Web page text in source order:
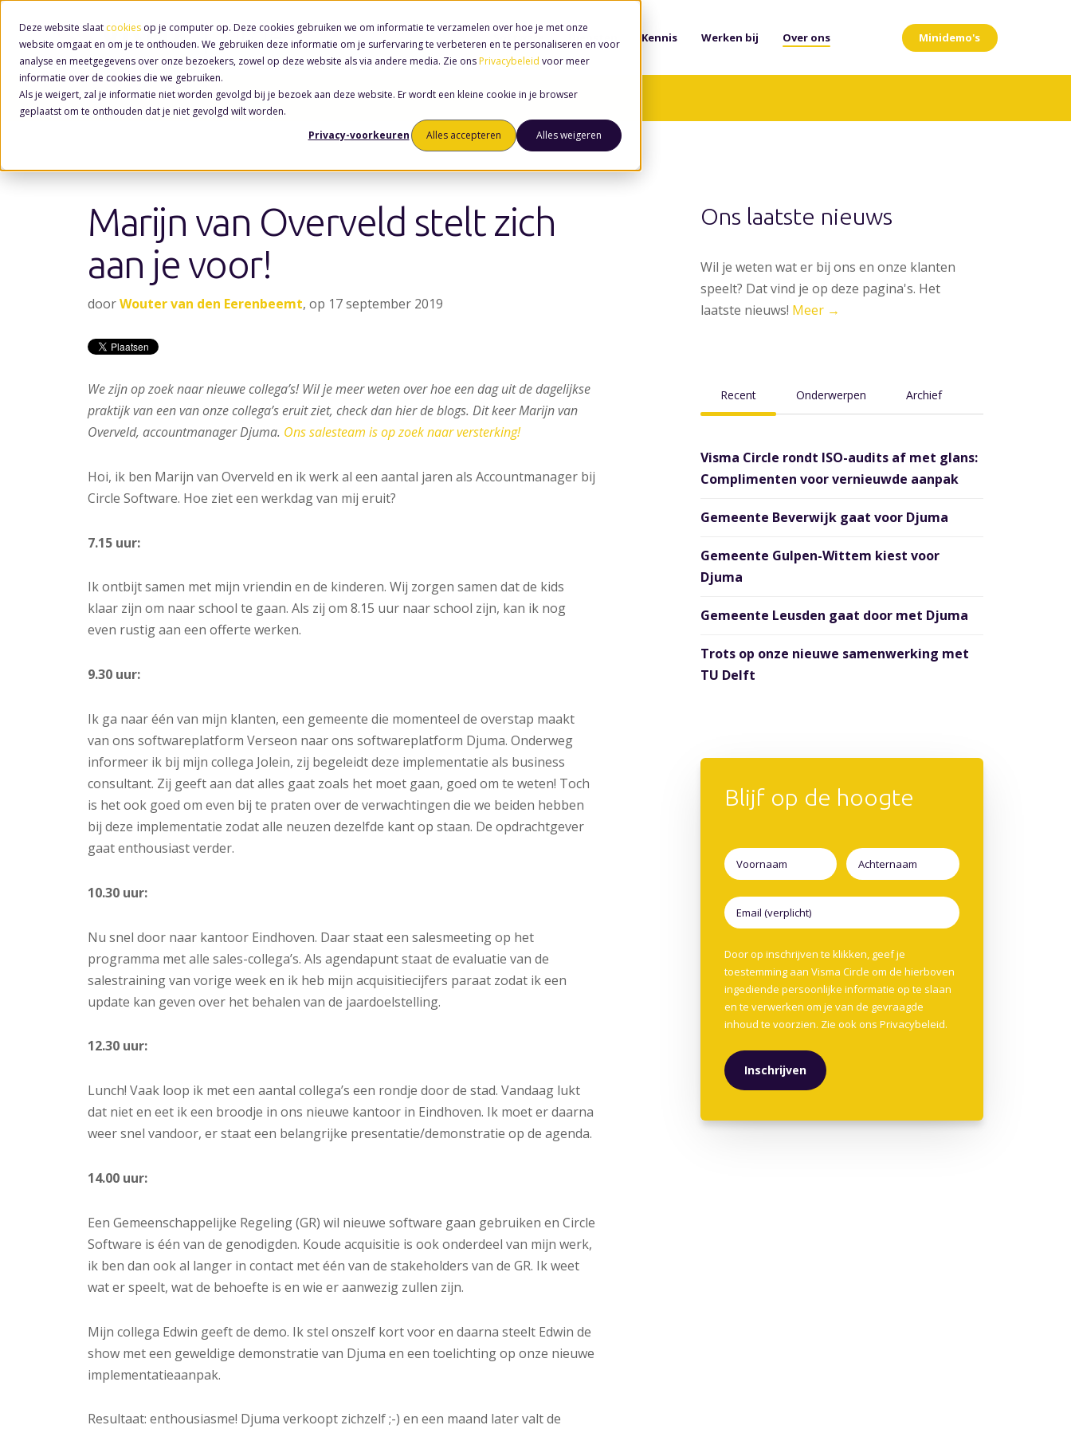
Deze website slaat cookies op je computer op. Deze cookies gebruiken we om informatie te verzamelen over hoe je met onze
website omgaat en om je te onthouden. We gebruiken deze informatie om je surfervaring te verbeteren en te personaliseren en voor
analyse en meetgegevens over onze bezoekers, zowel op deze website als via andere media. Zie ons Privacybeleid voor meer
informatie over de cookies die we gebruiken.
Als je weigert, zal je informatie niet worden gevolgd bij je bezoek aan deze website. Er wordt een kleine cookie in je browser
geplaatst om te onthouden dat je niet gevolgd wilt worden.
Privacy-voorkeuren
Alles accepteren Alles weigeren
Software Kennis Werken bij Over ons Minidemo's
Nieuws
Marijn van Overveld stelt zich
aan je voor!
doorWouter van den Eerenbeemt, op 17 september 2019
We zijn op zoek naar nieuwe collega’s! Wil je meer weten over hoe een dag uit de dagelijkse
praktijk van een van onze collega’s eruit ziet, check dan hier de blogs. Dit keer Marijn van
Overveld, accountmanager Djuma. Ons salesteam is op zoek naar versterking!
Hoi, ik ben Marijn van Overveld en ik werk al een aantal jaren als Accountmanager bij
Circle Software. Hoe ziet een werkdag van mij eruit?
7.15 uur:
Ik ontbijt samen met mijn vriendin en de kinderen. Wij zorgen samen dat de kids
klaar zijn om naar school te gaan. Als zij om 8.15 uur naar school zijn, kan ik nog
even rustig aan een offerte werken.
9.30 uur:
Ik ga naar één van mijn klanten, een gemeente die momenteel de overstap maakt
van ons softwareplatform Verseon naar ons softwareplatform Djuma. Onderweg
informeer ik bij mijn collega Jolein, zij begeleidt deze implementatie als business
consultant. Zij geeft aan dat alles gaat zoals het moet gaan, goed om te weten! Toch
is het ook goed om even bij te praten over de verwachtingen die we beiden hebben
bij deze implementatie zodat alle neuzen dezelfde kant op staan. De opdrachtgever
gaat enthousiast verder.
10.30 uur:
Nu snel door naar kantoor Eindhoven. Daar staat een salesmeeting op het
programma met alle sales-collega’s. Als agendapunt staat de evaluatie van de
salestraining van vorige week en ik heb mijn acquisitiecijfers paraat zodat ik een
update kan geven over het behalen van de jaardoelstelling.
12.30 uur:
Lunch! Vaak loop ik met een aantal collega’s een rondje door de stad. Vandaag lukt
dat niet en eet ik een broodje in ons nieuwe kantoor in Eindhoven. Ik moet er daarna
weer snel vandoor, er staat een belangrijke presentatie/demonstratie op de agenda.
14.00 uur:
Een Gemeenschappelijke Regeling (GR) wil nieuwe software gaan gebruiken en Circle
Software is één van de genodigden. Koude acquisitie is ook onderdeel van mijn werk,
ik ben dan ook al langer in contact met één van de stakeholders van de GR. Ik weet
wat er speelt, wat de behoefte is en wie er aanwezig zullen zijn.
Mijn collega Edwin geeft de demo. Ik stel onszelf kort voor en daarna steelt Edwin de
show met een geweldige demonstratie van Djuma en een toelichting op onze nieuwe
implementatieaanpak.
Resultaat: enthousiasme! Djuma verkoopt zichzelf ;-) en een maand later valt de
Ons laatste nieuws
Wil je weten wat er bij ons en onze klanten
speelt? Dat vind je op deze pagina's. Het
laatste nieuws! Meer →
Recent Onderwerpen Archief
Visma Circle rondt ISO-audits af met glans:
Complimenten voor vernieuwde aanpak
Gemeente Beverwijk gaat voor Djuma
Gemeente Gulpen-Wittem kiest voor
Djuma
Gemeente Leusden gaat door met Djuma
Trots op onze nieuwe samenwerking met
TU Delft
Blijf op de hoogte
Door op inschrijven te klikken, geef je
toestemming aan Visma Circle om de hierboven
ingediende persoonlijke informatie op te slaan
en te verwerken om je van de gevraagde
inhoud te voorzien. Zie ook ons Privacybeleid.